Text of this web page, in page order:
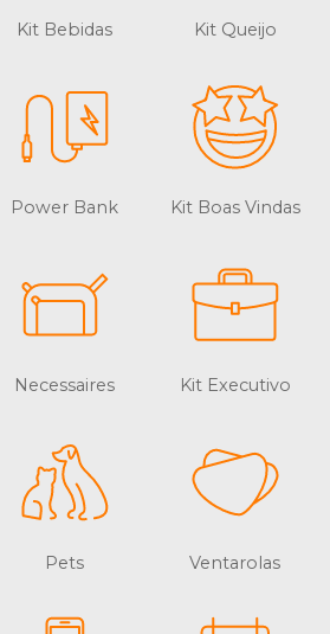
Kit Bebidas Kit Queijo
Power Bank Kit Boas Vindas
Necessaires Kit Executivo
Pets Ventarolas